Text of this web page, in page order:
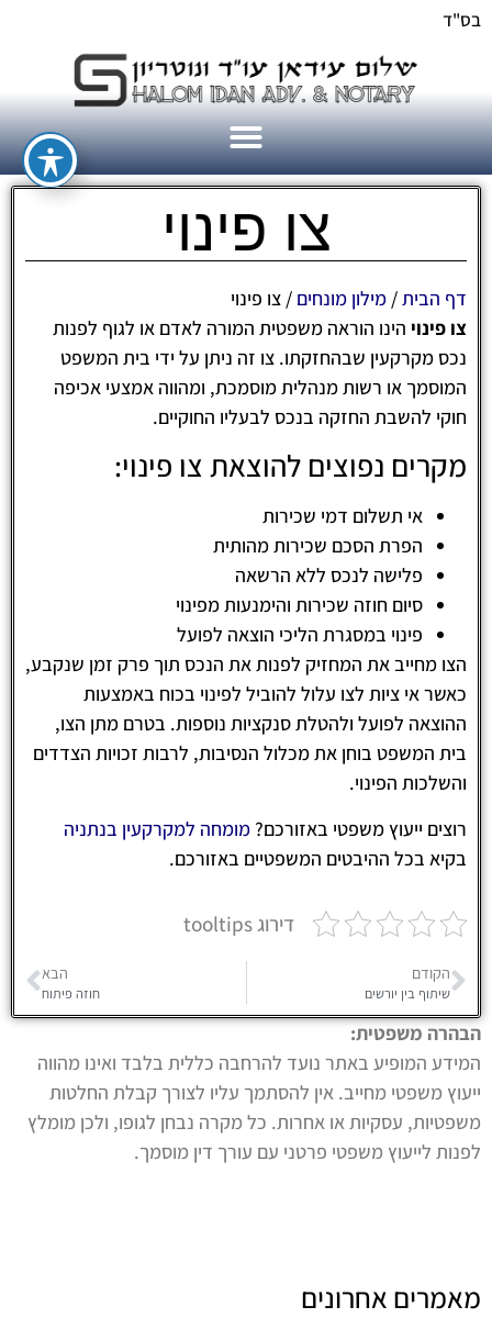
בס"ד
צו פינוי
דף הבית/ מילון מונחים / צו פינוי
צו פינוי הינו הוראה משפטית המורה לאדם או לגוף לפנות
נכס מקרקעין שבהחזקתו. צו זה ניתן על ידי בית המשפט
המוסמך או רשות מנהלית מוסמכת, ומהווה אמצעי אכיפה
חוקי להשבת החזקה בנכס לבעליו החוקיים.
מקרים נפוצים להוצאת צו פינוי:
אי תשלום דמי שכירות
הפרת הסכם שכירות מהותית
פלישה לנכס ללא הרשאה
סיום חוזה שכירות והימנעות מפינוי
פינוי במסגרת הליכי הוצאה לפועל
הצו מחייב את המחזיק לפנות את הנכס תוך פרק זמן שנקבע,
כאשר אי ציות לצו עלול להוביל לפינוי בכוח באמצעות
ההוצאה לפועל ולהטלת סנקציות נוספות. בטרם מתן הצו,
בית המשפט בוחן את מכלול הנסיבות, לרבות זכויות הצדדים
והשלכות הפינוי.
רוצים ייעוץ משפטי באזורכם? מומחה למקרקעין בנתניה
בקיא בכל ההיבטים המשפטיים באזורכם.
דירוג tooltips
הקודם
שיתוף בין יורשים
הבא
חוזה פיתוח
הבהרה משפטית:
המידע המופיע באתר נועד להרחבה כללית בלבד ואינו מהווה
ייעוץ משפטי מחייב. אין להסתמך עליו לצורך קבלת החלטות
משפטיות, עסקיות או אחרות. כל מקרה נבחן לגופו, ולכן מומלץ
לפנות לייעוץ משפטי פרטני עם עורך דין מוסמך.
מאמרים אחרונים